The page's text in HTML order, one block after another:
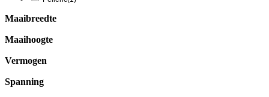
Maaibreedte
Maaihoogte
Vermogen
Spanning